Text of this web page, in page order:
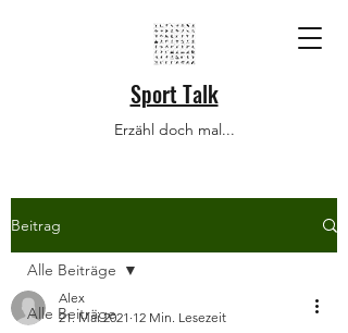
Sport Talk
Erzähl doch mal...
Beitrag
Alle Beiträge
Alle Beiträge
Alex
21. Mai 2021 12 Min. Lesezeit